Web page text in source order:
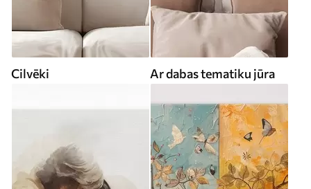
Cilvēki Ar dabas tematiku jūra